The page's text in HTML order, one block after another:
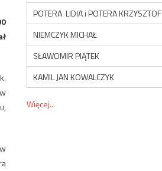
POTERA LIDIA i POTERA KRZYSZTOF
NIEMCZYK MICHAŁ
SŁAWOMIR PIĄTEK
KAMIL JAN KOWALCZYK
Więcej...